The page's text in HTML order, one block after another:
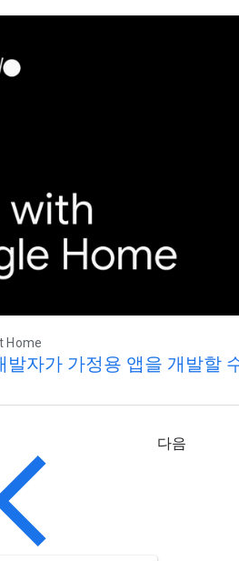
Home
발자가 가정용 앱을 개발할
다음